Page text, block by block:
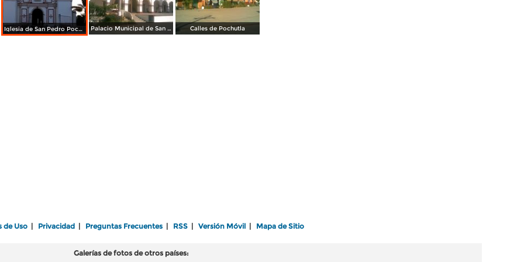
Iglesia de San Pedro Pochutla Palacio Municipal de San Pedro Pochutla Calles de Pochutla
de Uso Privacidad Preguntas Frecuentes RSS Versión Móvil Mapa de Sitio
Galerías de fotos de otros países: